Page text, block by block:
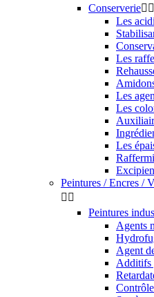
Conserverie 
Les
Les
Les
Les
Les
Peintures / Encres /
 
Peintures
Agents
Agent
Additifs